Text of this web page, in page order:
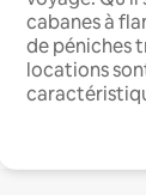
cabanes à
de péniches
locations